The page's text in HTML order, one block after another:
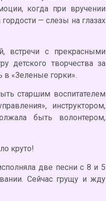
когда при вручении
— слезы на глазах
встречи с прекрасными
детского творчества за
«Зеленые горки».
старшим воспитателем
инструктором,
быть волонтером,
круто!
две песни с 8 и 5
Сейчас грущу и жду